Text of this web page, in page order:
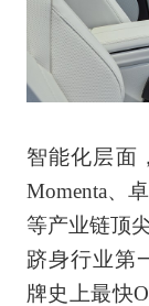
智能化层面
Momenta、
等产业链顶
跻身行业第
牌史上最快